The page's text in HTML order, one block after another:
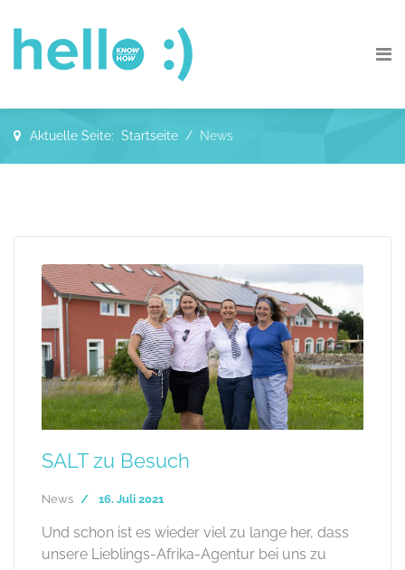
Aktuelle Seite: Startseite News
SALT zu Besuch
News 16. Juli 2021
Und schon ist es wieder viel zu lange her, dass
unsere Lieblings-Afrika-Agentur bei uns zu